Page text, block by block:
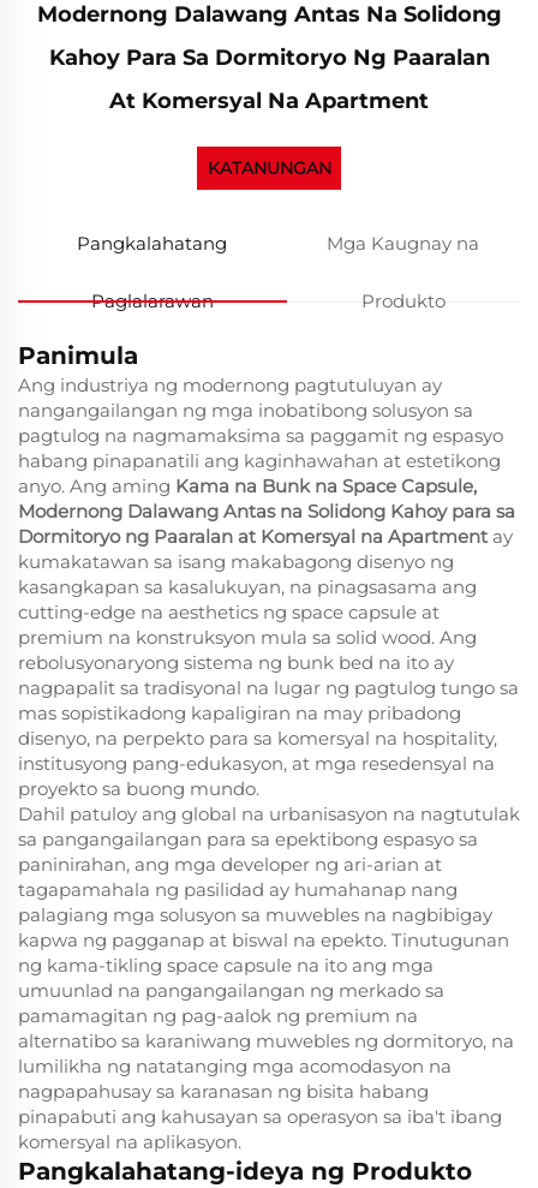
Modernong Dalawang Antas Na Solidong
Kahoy Para Sa Dormitoryo Ng Paaralan
At Komersyal Na Apartment
KATANUNGAN
Pangkalahatang
Paglalarawan
Mga Kaugnay na
Produkto
Panimula
Ang industriya ng modernong pagtutuluyan ay
nangangailangan ng mga inobatibong solusyon sa
pagtulog na nagmamaksima sa paggamit ng espasyo
habang pinapanatili ang kaginhawahan at estetikong
anyo. Ang aming Kama na Bunk na Space Capsule,
Modernong Dalawang Antas na Solidong Kahoy para sa
Dormitoryo ng Paaralan at Komersyal na Apartment ay
kumakatawan sa isang makabagong disenyo ng
kasangkapan sa kasalukuyan, na pinagsasama ang
cutting-edge na aesthetics ng space capsule at
premium na konstruksyon mula sa solid wood. Ang
rebolusyonaryong sistema ng bunk bed na ito ay
nagpapalit sa tradisyonal na lugar ng pagtulog tungo sa
mas sopistikadong kapaligiran na may pribadong
disenyo, na perpekto para sa komersyal na hospitality,
institusyong pang-edukasyon, at mga resedensyal na
proyekto sa buong mundo.
Dahil patuloy ang global na urbanisasyon na nagtutulak
sa pangangailangan para sa epektibong espasyo sa
paninirahan, ang mga developer ng ari-arian at
tagapamahala ng pasilidad ay humahanap nang
palagiang mga solusyon sa muwebles na nagbibigay
kapwa ng pagganap at biswal na epekto. Tinutugunan
ng kama-tikling space capsule na ito ang mga
umuunlad na pangangailangan ng merkado sa
pamamagitan ng pag-aalok ng premium na
alternatibo sa karaniwang muwebles ng dormitoryo, na
lumilikha ng natatanging mga acomodasyon na
nagpapahusay sa karanasan ng bisita habang
pinapabuti ang kahusayan sa operasyon sa iba't ibang
komersyal na aplikasyon.
Pangkalahatang-ideya ng Produkto